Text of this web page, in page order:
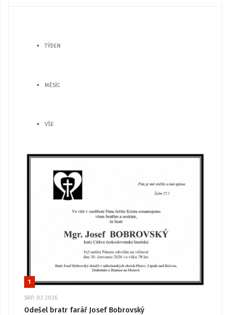
TÝDEN
MĚSÍC
VŠE
1
SRP, 03 2026
Odešel bratr farář Josef Bobrovský